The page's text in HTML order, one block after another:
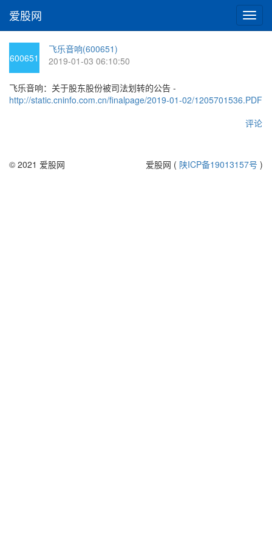
切
换
爱股网
600651
飞乐音响(600651)
2019-01-03 06:10:50
飞乐音响：关于股东股份被司法划转的公告 -
http://static.cninfo.com.cn/finalpage/2019-01-02/1205701536.PDF
评论
© 2021 爱股网 爱股网 ( 陕ICP备19013157号 )